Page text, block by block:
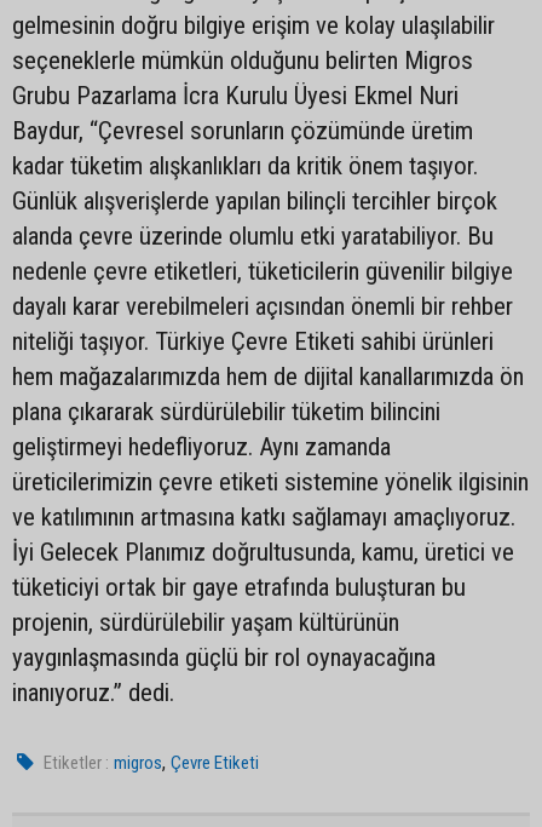
gelmesinin doğru bilgiye erişim ve kolay ulaşılabilir
seçeneklerle mümkün olduğunu belirten Migros
Grubu Pazarlama İcra Kurulu Üyesi Ekmel Nuri
Baydur, “Çevresel sorunların çözümünde üretim
kadar tüketim alışkanlıkları da kritik önem taşıyor.
Günlük alışverişlerde yapılan bilinçli tercihler birçok
alanda çevre üzerinde olumlu etki yaratabiliyor. Bu
nedenle çevre etiketleri, tüketicilerin güvenilir bilgiye
dayalı karar verebilmeleri açısından önemli bir rehber
niteliği taşıyor. Türkiye Çevre Etiketi sahibi ürünleri
hem mağazalarımızda hem de dijital kanallarımızda ön
plana çıkararak sürdürülebilir tüketim bilincini
geliştirmeyi hedefliyoruz. Aynı zamanda
üreticilerimizin çevre etiketi sistemine yönelik ilgisinin
ve katılımının artmasına katkı sağlamayı amaçlıyoruz.
İyi Gelecek Planımız doğrultusunda, kamu, üretici ve
tüketiciyi ortak bir gaye etrafında buluşturan bu
projenin, sürdürülebilir yaşam kültürünün
yaygınlaşmasında güçlü bir rol oynayacağına
inanıyoruz.” dedi.
Etiketler : migros,Çevre Etiketi